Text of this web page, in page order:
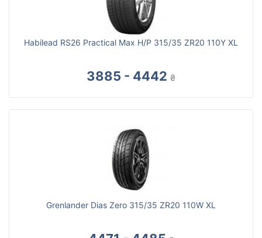
Habilead RS26 Practical Max H/P 315/35 ZR20 110Y XL
3885 - 4442 ₴
Grenlander Dias Zero 315/35 ZR20 110W XL